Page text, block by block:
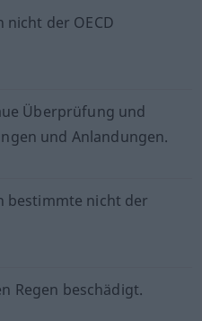
der OECD
Überprüfung und
und Anlandungen.
bestimmte nicht der
Regen beschädigt.